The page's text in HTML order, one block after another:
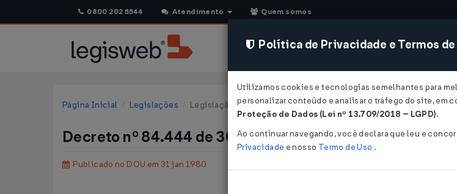
0800 202 5544 Atendimento Quem somos
CONSULTORIA SISTEMAS
Página Inicial Legislações Legislação Federal
Decreto nº 84.444 de 30/01/1980
Publicado no DOU em 31 jan 1980
Política de Privacidade e Termos de
Utilizamos cookies e tecnologias semelhantes para
personalizar conteúdo e analisar o tráfego do site, em
Proteção de Dados (Lei nº 13.709/2018 – LGPD).
Ao continuar navegando, você declara que leu e
Privacidade e nosso Termo de Uso .